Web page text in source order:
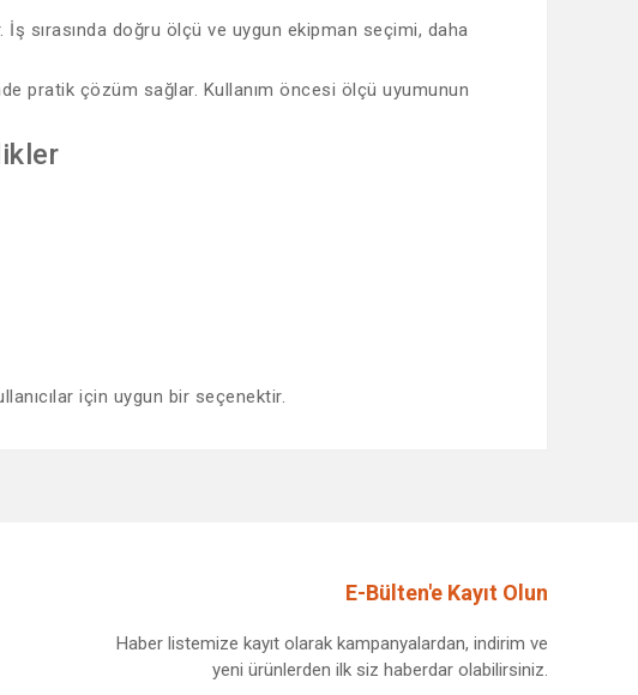
İş sırasında doğru ölçü ve uygun ekipman seçimi, daha
pratik çözüm sağlar. Kullanım öncesi ölçü uyumunun
için uygun bir seçenektir.
E-Bülten'e Kayıt Olun
Haber listemize kayıt olarak kampanyalardan, indirim ve
yeni ürünlerden ilk siz haberdar olabilirsiniz.